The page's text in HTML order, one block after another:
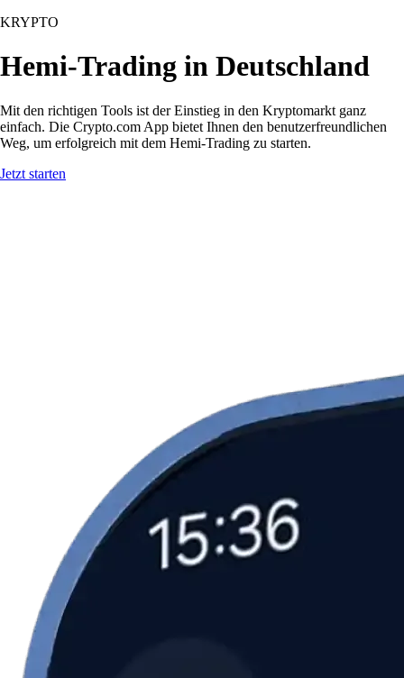
KRYPTO
Hemi-Trading in Deutschland
Mit den richtigen Tools ist der Einstieg in den Kryptomarkt ganz
einfach. Die Crypto.com App bietet Ihnen den benutzerfreundlichen
Weg, um erfolgreich mit dem Hemi-Trading zu starten.
Jetzt starten